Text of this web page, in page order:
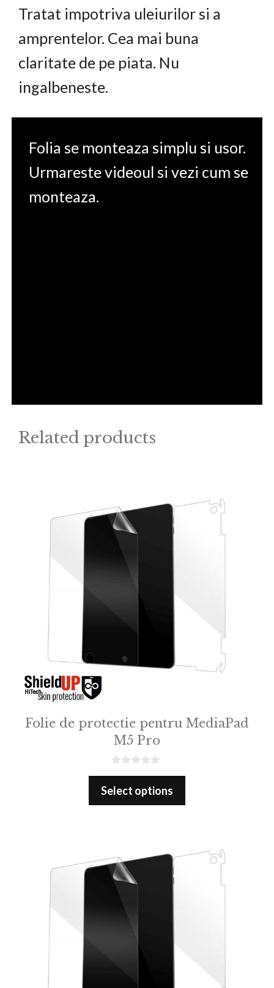
Tratat impotriva uleiurilor si a
amprentelor. Cea mai buna
claritate de pe piata. Nu
ingalbeneste.
Folia se monteaza simplu si usor.
Urmareste videoul si vezi cum se
monteaza.
Related products
Folie de protectie pentru MediaPad
M5 Pro
0
u
Select options